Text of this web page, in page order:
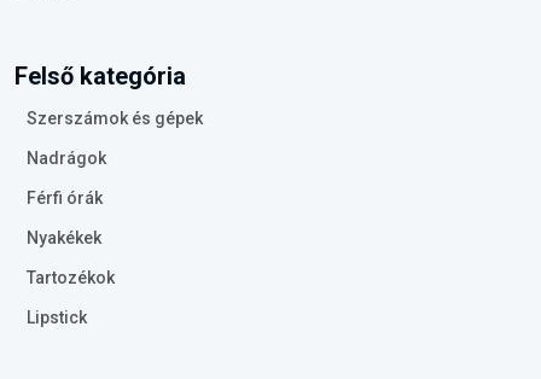
Felső kategória
Szerszámok és gépek
Nadrágok
Férfi órák
Nyakékek
Tartozékok
Lipstick